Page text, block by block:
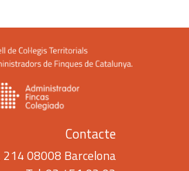
Contacte
214 08008 Barcelona